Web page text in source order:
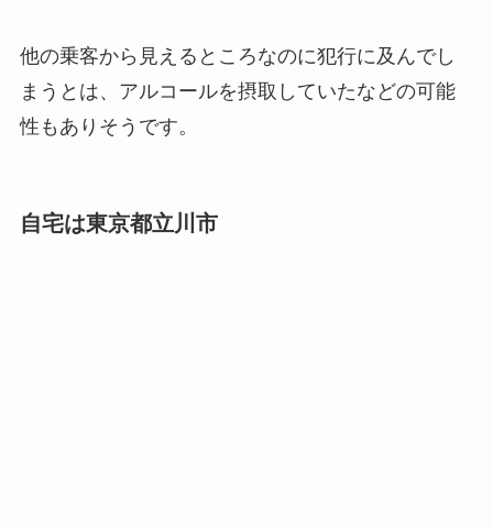
他の乗客から見えるところなのに犯行に及んでし
まうとは、アルコールを摂取していたなどの可能
性もありそうです。
自宅は東京都立川市